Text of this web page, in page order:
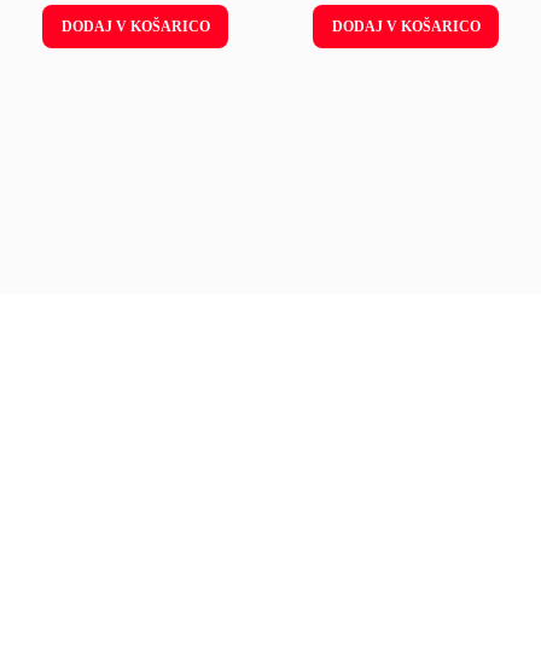
DODAJ V KOŠARICO DODAJ V KOŠARICO